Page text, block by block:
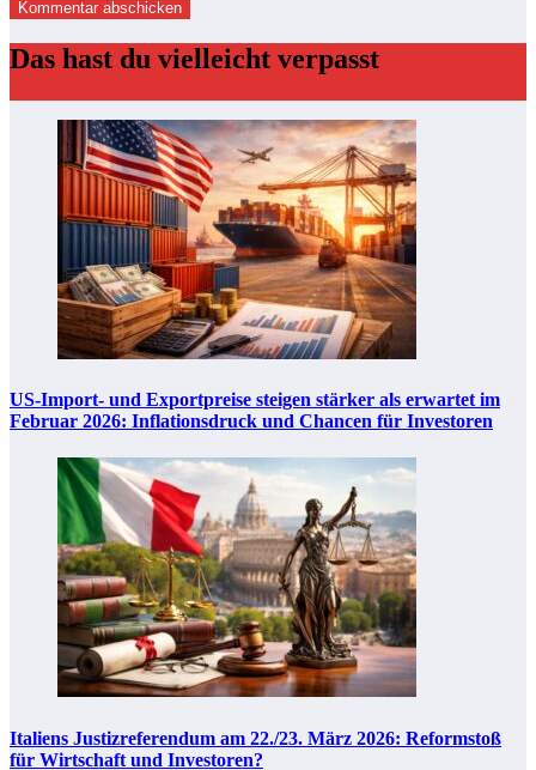
Das hast du vielleicht verpasst
US-Import- und Exportpreise steigen stärker als erwartet im
Februar 2026: Inflationsdruck und Chancen für Investoren
Italiens Justizreferendum am 22./23. März 2026: Reformstoß
für Wirtschaft und Investoren?